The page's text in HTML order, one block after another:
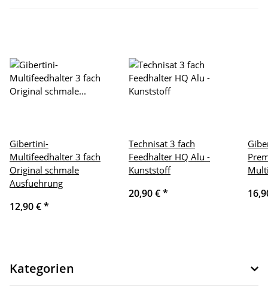
Gibertini-
Multifeedhalter 3 fach
Original schmale
Ausfuehrung
12,90 €*
Technisat 3 fach
Feedhalter HQ Alu -
Kunststoff
20,90 €*
Kategorien